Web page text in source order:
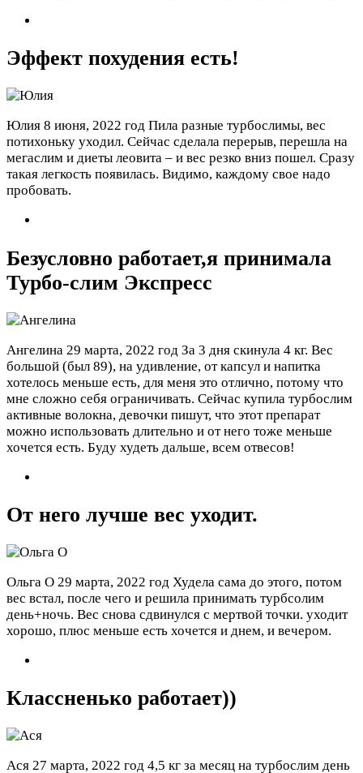
Эффект похудения есть!
Юлия 8 июня, 2022 год Пила разные турбослимы, вес
потихоньку уходил. Сейчас сделала перерыв, перешла на
мегаслим и диеты леовита – и вес резко вниз пошел. Сразу
такая легкость появилась. Видимо, каждому свое надо
пробовать.
Безусловно работает,я принимала
Турбо-слим Экспресс
Ангелина 29 марта, 2022 год За 3 дня скинула 4 кг. Вес
большой (был 89), на удивление, от капсул и напитка
хотелось меньше есть, для меня это отлично, потому что
мне сложно себя ограничивать. Сейчас купила турбослим
активные волокна, девочки пишут, что этот препарат
можно использовать длительно и от него тоже меньше
хочется есть. Буду худеть дальше, всем отвесов!
От него лучше вес уходит.
Ольга О 29 марта, 2022 год Худела сама до этого, потом
вес встал, после чего и решила принимать турбсолим
день+ночь. Вес снова сдвинулся с мертвой точки. уходит
хорошо, плюс меньше есть хочется и днем, и вечером.
Классненько работает))
Ася 27 марта, 2022 год 4,5 кг за месяц на турбослим день